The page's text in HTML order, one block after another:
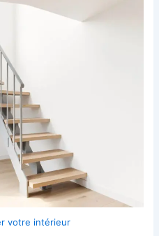
votre intérieur